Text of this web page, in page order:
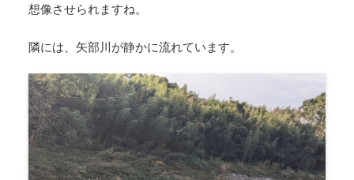
想像させられますね。
隣には、矢部川が静かに流れています。